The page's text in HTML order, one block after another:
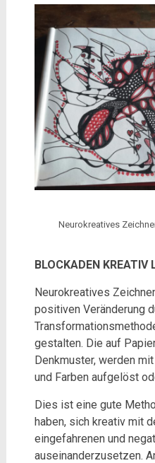
Neurokreatives
BLOCKADEN KREATIV
Neurokreatives
positiven Veränderung
gestalten. Die auf
Denkmuster, werden
und Farben aufgelöst
Dies ist eine gute
haben, sich kreativ mit
eingefahrenen und
auseinanderzusetzen.